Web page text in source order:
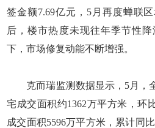
签金额7.69亿元，5月再度蝉联
后，楼市热度未现往年季节性
下，市场修复动能不断增强。
克而瑞监测数据显示，5月，
宅成交面积约1362万平方米，环
成交面积5596万平方米，累计同